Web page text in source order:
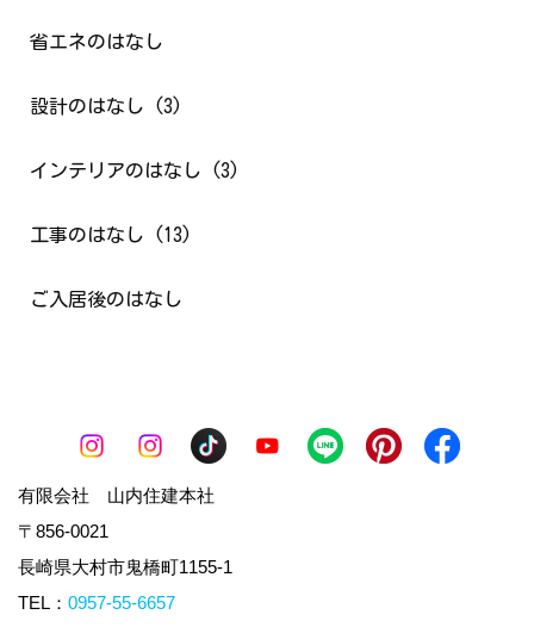
省エネのはなし
設計のはなし (3)
インテリアのはなし (3)
工事のはなし (13)
ご入居後のはなし
有限会社 山内住建本社
〒856-0021
長崎県大村市鬼橋町1155-1
TEL： 0957-55-6657